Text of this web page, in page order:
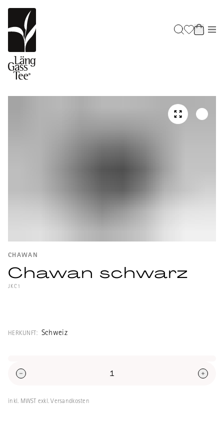
CHAWAN
Chawan schwarz
JKC1
Höhe: 8.2cm
HERKUNFT: Schweiz
inkl. MWST exkl. Versandkosten